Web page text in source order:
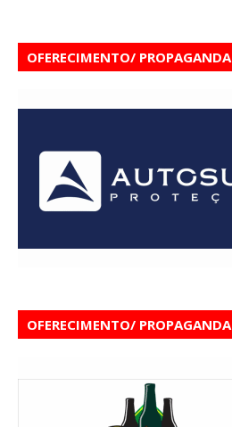
OFERECIMENTO/ PROPAGANDA
OFERECIMENTO/ PROPAGANDA